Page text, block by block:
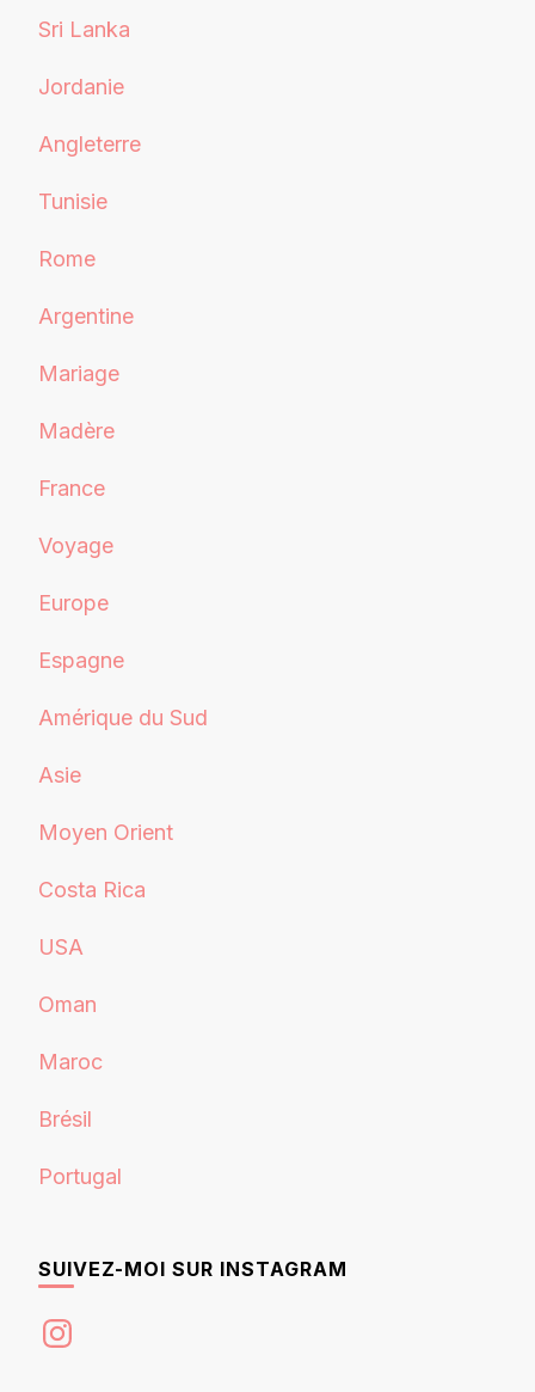
Sri Lanka
Jordanie
Angleterre
Tunisie
Rome
Argentine
Mariage
Madère
France
Voyage
Europe
Espagne
Amérique du Sud
Asie
Moyen Orient
Costa Rica
USA
Oman
Maroc
Brésil
Portugal
SUIVEZ-MOI SUR INSTAGRAM
Instagram